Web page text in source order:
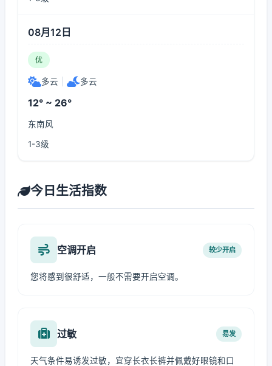
08月12日
优
多云 多云
12° ~ 26°
东南风
1-3级
今日生活指数
空调开启 较少开启
您将感到很舒适，一般不需要开启空调。
过敏 易发
天气条件易诱发过敏，宜穿长衣长裤并佩戴好眼镜和口